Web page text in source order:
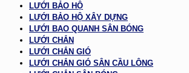
LƯỚI BẢO HỘ
LƯỚI BẢO HỘ XÂY DỰNG
LƯỚI BAO QUANH SÂN BÓNG
LƯỚI CHẮN
LƯỚI CHẮN GIÓ
LƯỚI CHẮN GIÓ SÂN CẦU LÔNG